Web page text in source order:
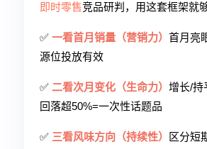
即时零售竞品研判，用这套框架就够
✅ 一看首月销量（营销力） 首月亮
源位投放有效
✅ 二看次月变化（生命力） 增长/持
回落超50%=一次性话题品
✅ 三看风味方向（持续性）
区分短